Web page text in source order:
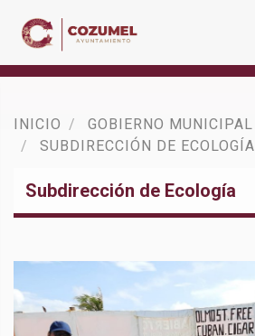
INICIO
GOBIERNO MUNICIPAL
SUBDIRECCIÓN DE ECOLOGÍA
Subdirección de Ecología